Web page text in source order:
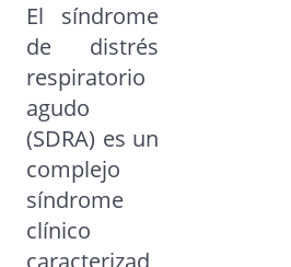
El síndrome
de distrés
respiratorio
agudo
(SDRA) es un
complejo
síndrome
clínico
caracterizad